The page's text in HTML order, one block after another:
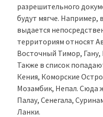
разрешительного
будут мягче. Например,
выдается
территориям относят
Восточный Тимор,
Также в список
Кения, Коморские
Мозамбик, Непал. Сюда
Палау, Сенегала,
Ланки.